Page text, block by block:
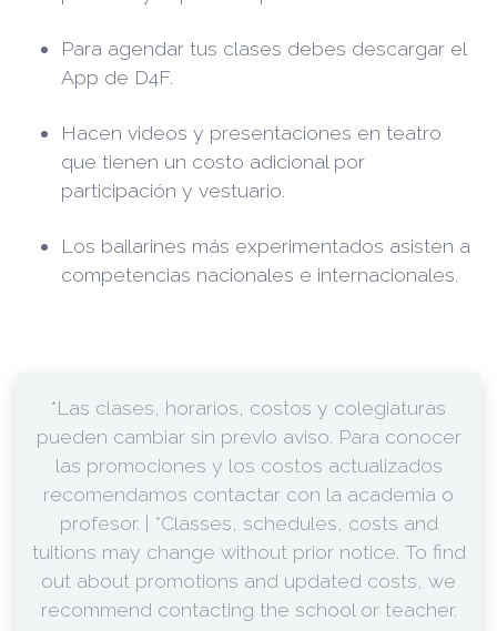
Para agendar tus clases debes descargar el
App de D4F.
Hacen videos y presentaciones en teatro
que tienen un costo adicional por
participación y vestuario.
Los bailarines más experimentados asisten a
competencias nacionales e internacionales.
*Las clases, horarios, costos y colegiaturas
pueden cambiar sin previo aviso. Para conocer
las promociones y los costos actualizados
recomendamos contactar con la academia o
profesor. | *Classes, schedules, costs and
tuitions may change without prior notice. To find
out about promotions and updated costs, we
recommend contacting the school or teacher.